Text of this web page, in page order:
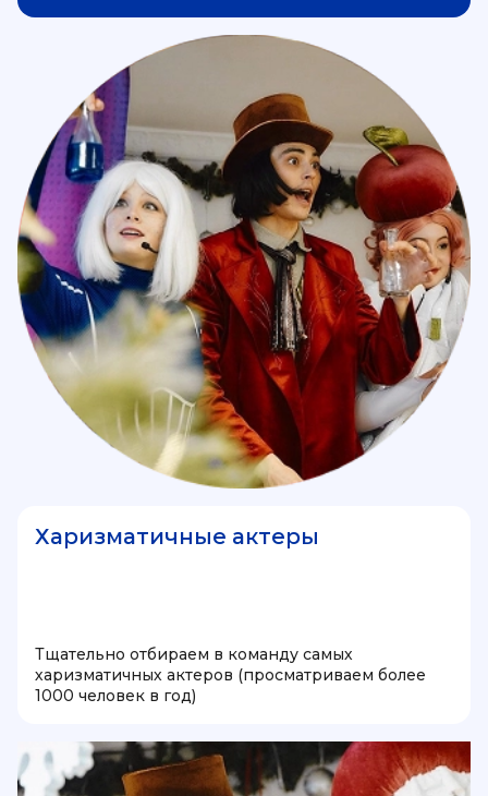
Харизматичные актеры
Тщательно отбираем в команду самых
харизматичных актеров (просматриваем более
1000 человек в год)